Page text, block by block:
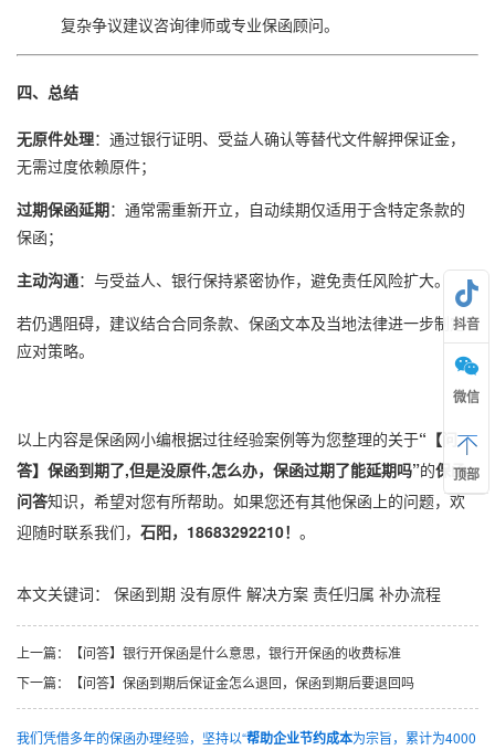
复杂争议建议咨询律师或专业保函顾问。
四、总结
无原件处理：通过银行证明、受益人确认等替代文件解押保证金，
无需过度依赖原件；
过期保函延期：通常需重新开立，自动续期仅适用于含特定条款的
保函；
主动沟通：与受益人、银行保持紧密协作，避免责任风险扩大。
若仍遇阻碍，建议结合合同条款、保函文本及当地法律进一步制定
应对策略。
以上内容是保函网小编根据过往经验案例等为您整理的关于“【问
答】保函到期了,但是没原件,怎么办，保函过期了能延期吗”的保函
问答知识，希望对您有所帮助。如果您还有其他保函上的问题，欢
迎随时联系我们， 石阳，18683292210！ 。
本文关键词： 保函到期 没有原件 解决方案 责任归属 补办流程
上一篇：
【问答】银行开保函是什么意思，银行开保函的收费标准
下一篇：
【问答】保函到期后保证金怎么退回，保函到期后要退回吗
我们凭借多年的保函办理经验，坚持以“帮助企业节约成本为宗旨，累计为4000
抖音
微信
顶部